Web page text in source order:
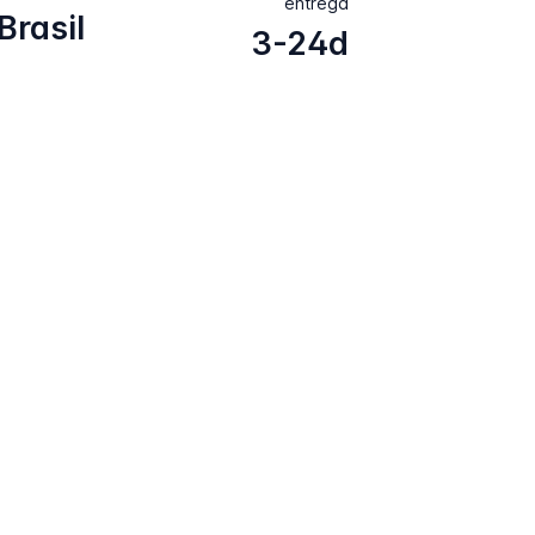
3-24d